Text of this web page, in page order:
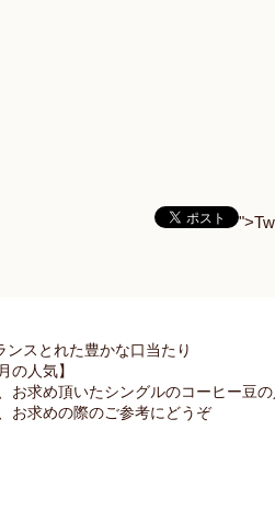
スとれた豊かな口当たり
の人気】
お求め頂いたシングルのコーヒー豆
お求めの際のご参考にどうぞ